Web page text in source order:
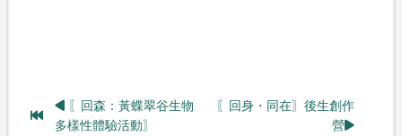
〖回森：黃蝶翠谷生物
多樣性體驗活動〗
〖回身・同在〗後生創作
營